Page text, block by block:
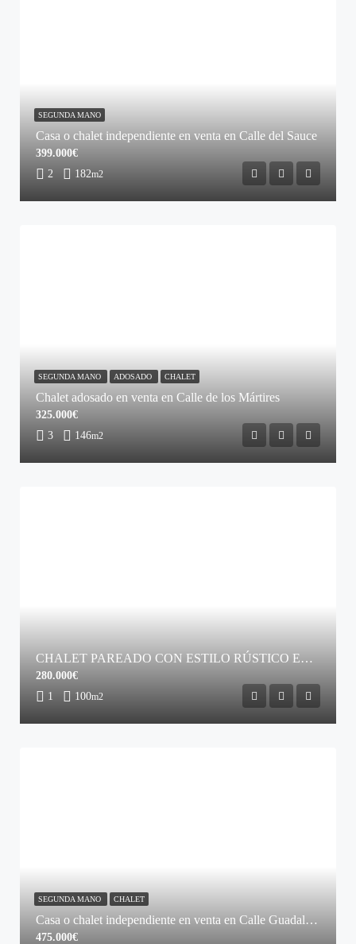
Casa o chalet independiente en venta en Calle del Sauce
2 182m2
399.000€
SEGUNDA MANO
Chalet adosado en venta en Calle de los Mártires
3 146m2
325.000€
SEGUNDA MANO ADOSADO CHALET
CHALET PAREADO CON ESTILO RÚSTICO EN SIETEIGLESIAS
1 100m2
280.000€
Casa o chalet independiente en venta en Calle Guadalajara
475.000€
SEGUNDA MANO CHALET